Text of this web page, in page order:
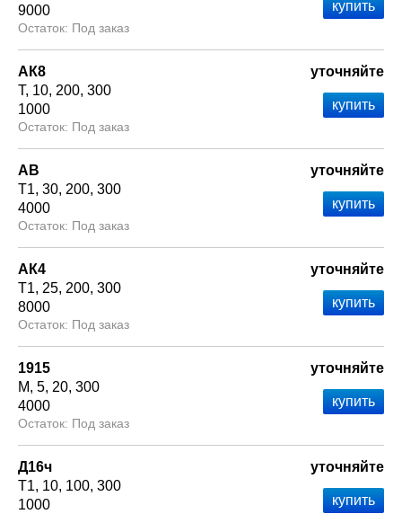
9000
Под заказ
АК8
Т 10 200 300
1000
Под заказ
уточняйте
АВ
Т1 30 200 300
4000
Под заказ
уточняйте
АК4
Т1 25 200 300
8000
Под заказ
уточняйте
1915
М 5 20 300
4000
Под заказ
уточняйте
Д16ч
Т1 10 100 300
1000
уточняйте